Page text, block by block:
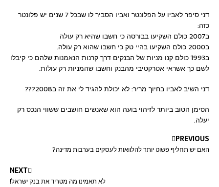
דני סיפר לאביו על הפלונטר ואביו הסביר לו שבכל 7 שנים יש פלונטר
כזה:
ב2007 כולם השקיעו בבורסה כי חשבו שהיא רק עולה
ב2000 כולם השקיעו בהיי טק כי חשבו שהוא רק עולה.
ב1993 כולם קנו מניות של הבנקים דרך קרנות הנאמנות שלהם כי קיבלו
לשם כך אשראי אטרקטיבי מהבנק וחשבו שהמניות רק עולות.
דני השיב לאביו בחיוך מריר: לא יכולת להגיד לי את זה ב2008???
הסימן הטוב ביותר לזיהוי בועה הוא שאנשים חושבים ששווי הנכס רק
יעלה.
PREVIOUS
האם יש תחליף פשוט יותר להלוואות לעסקים בערבות מדינה?
NEXT
לא תאמינו מה מטריד את בנק ישראל!